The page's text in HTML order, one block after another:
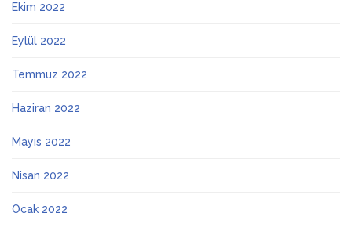
Ekim 2022
Eylül 2022
Temmuz 2022
Haziran 2022
Mayıs 2022
Nisan 2022
Ocak 2022